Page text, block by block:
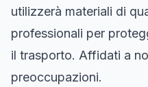
utilizzerà materiali di
professionali per
il trasporto. Affidati a
preoccupazioni.